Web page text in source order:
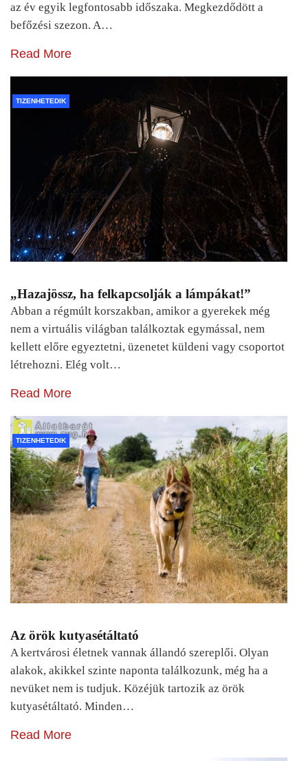
az év egyik legfontosabb időszaka. Megkezdődött a
befőzési szezon. A…
Read More
TIZENHETEDIK
„Hazajössz, ha felkapcsolják a lámpákat!”
Abban a régmúlt korszakban, amikor a gyerekek még
nem a virtuális világban találkoztak egymással, nem
kellett előre egyeztetni, üzenetet küldeni vagy csoportot
létrehozni. Elég volt…
Read More
TIZENHETEDIK
Az örök kutyasétáltató
A kertvárosi életnek vannak állandó szereplői. Olyan
alakok, akikkel szinte naponta találkozunk, még ha a
nevüket nem is tudjuk. Közéjük tartozik az örök
kutyasétáltató. Minden…
Read More